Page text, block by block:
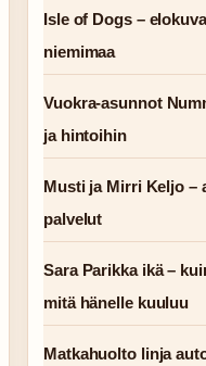
Isle of Dogs –
niemimaa
Vuokra-asunnot
ja hintoihin
Musti ja Mirri Keljo –
palvelut
Sara Parikka ikä –
mitä hänelle kuuluu
Matkahuolto linja